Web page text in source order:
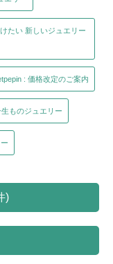
たい 新しいジュエリー
: 価格改定のご案内
ものジュエリー
)